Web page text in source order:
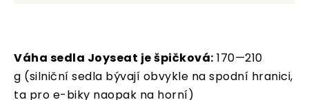
Váha sedla Joyseat je špičková: 170—210
g (silniční sedla bývají obvykle na spodní hranici,
ta pro e-biky naopak na horní)